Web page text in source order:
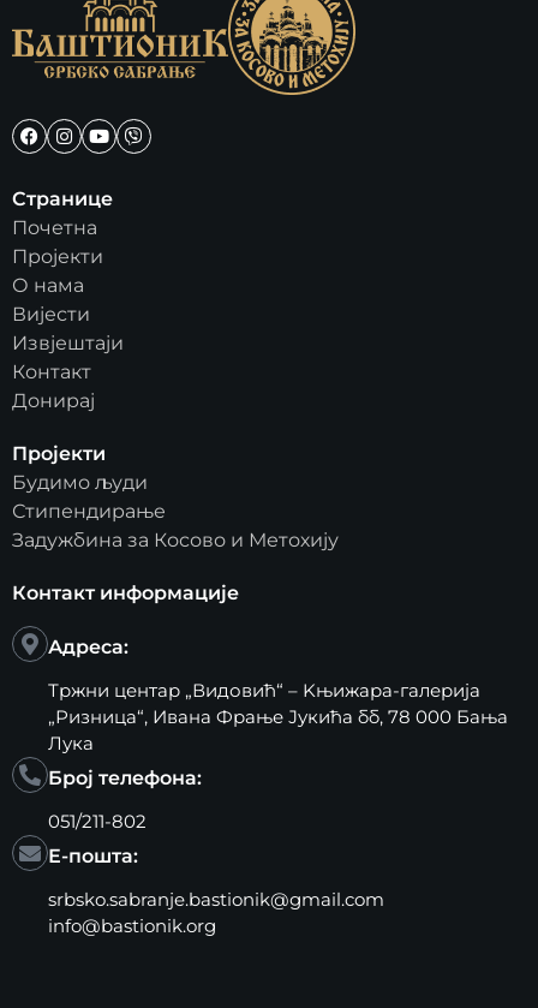
Странице
Почетна
Пројекти
О нама
Вијести
Извјештаји
Контакт
Донирај
Пројекти
Будимо људи
Стипендирање
Задужбина за Косово и Метохију
Контакт информације
Адреса:
Тржни центар „Видовић“ – Kњижара-галерија
„Ризница“, Ивана Фрање Јукића бб, 78 000 Бања
Лука
Број телефона:
051/211-802
Е-пошта:
srbsko.sabranje.bastionik@gmail.com
info@bastionik.org